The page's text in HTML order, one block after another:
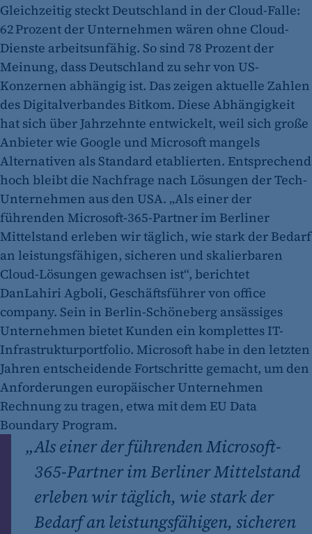
Gleichzeitig steckt Deutschland in der Cloud-Falle:
62 Prozent der Unternehmen wären ohne Cloud-
Dienste arbeitsunfähig. So sind 78 Prozent der
Meinung, dass Deutschland zu sehr von US-
Konzernen abhängig ist. Das zeigen aktuelle Zahlen
des Digitalverbandes Bitkom. Diese Abhängigkeit
hat sich über Jahrzehnte entwickelt, weil sich große
Anbieter wie Google und Microsoft mangels
Alternativen als Standard etablierten. Entsprechend
hoch bleibt die Nachfrage nach Lösungen der Tech-
Unternehmen aus den USA. „Als einer der
führenden Microsoft-365-Partner im Berliner
Mittelstand erleben wir täglich, wie stark der Bedarf
an leistungsfähigen, sicheren und skalierbaren
Cloud-Lösungen gewachsen ist“, berichtet
DanLahiri Agboli, Geschäftsführer von office
company. Sein in Berlin-Schöneberg ansässiges
Unternehmen bietet Kunden ein komplettes IT-
Infrastrukturportfolio. Microsoft habe in den letzten
Jahren entscheidende Fortschritte gemacht, um den
Anforderungen europäischer Unternehmen
Rechnung zu tragen, etwa mit dem EU Data
Boundary Program.
„Als einer der führenden Microsoft-
365-Partner im Berliner Mittelstand
erleben wir täglich, wie stark der
Bedarf an leistungsfähigen, sicheren